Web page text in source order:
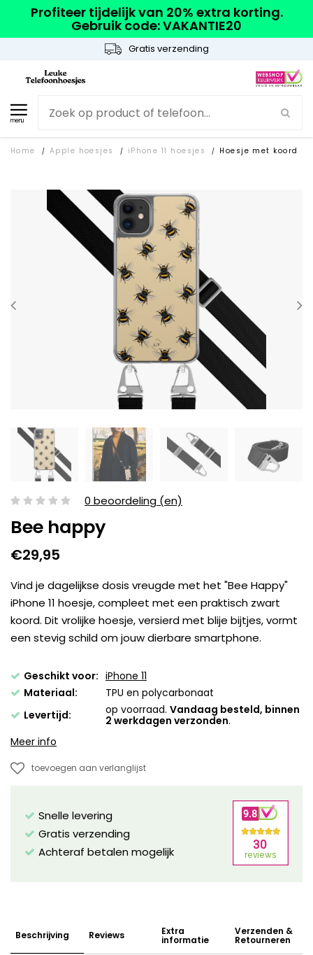
Profiteer tijdelijk van 20% extra korting.
Gebruik code: VAKANTIE20
Gratis verzending
menu
Home / Apple hoesjes / iPhone 11 hoesjes / Hoesje met koord
0 beoordeling (en)
Bee happy
€29,95
Vind je dagelijkse dosis vreugde met het "Bee Happy"
iPhone 11 hoesje, compleet met een praktisch zwart
koord. Dit vrolijke hoesje, versierd met blije bijtjes, vormt
een stevig schild om jouw dierbare smartphone.
Geschikt voor: iPhone 11
Materiaal:
TPU en polycarbonaat
Levertijd:
op voorraad. Vandaag besteld, binnen
2 werkdagen verzonden.
Meer info
toevoegen aan verlanglijst
Snelle levering
Gratis verzending
Achteraf betalen mogelijk
Beschrijving Reviews Extra
informatie
Verzenden &
Retourneren